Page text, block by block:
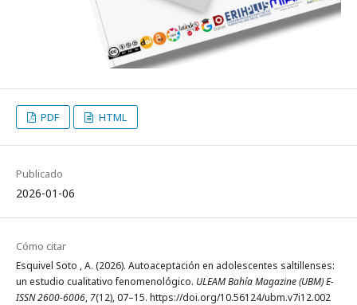
PDF HTML
Publicado
2026-01-06
Cómo citar
Esquivel Soto , A. (2026). Autoaceptación en adolescentes saltillenses:
un estudio cualitativo fenomenológico. ULEAM Bahía Magazine (UBM) E-
ISSN 2600-6006, 7(12), 07–15. https://doi.org/10.56124/ubm.v7i12.002